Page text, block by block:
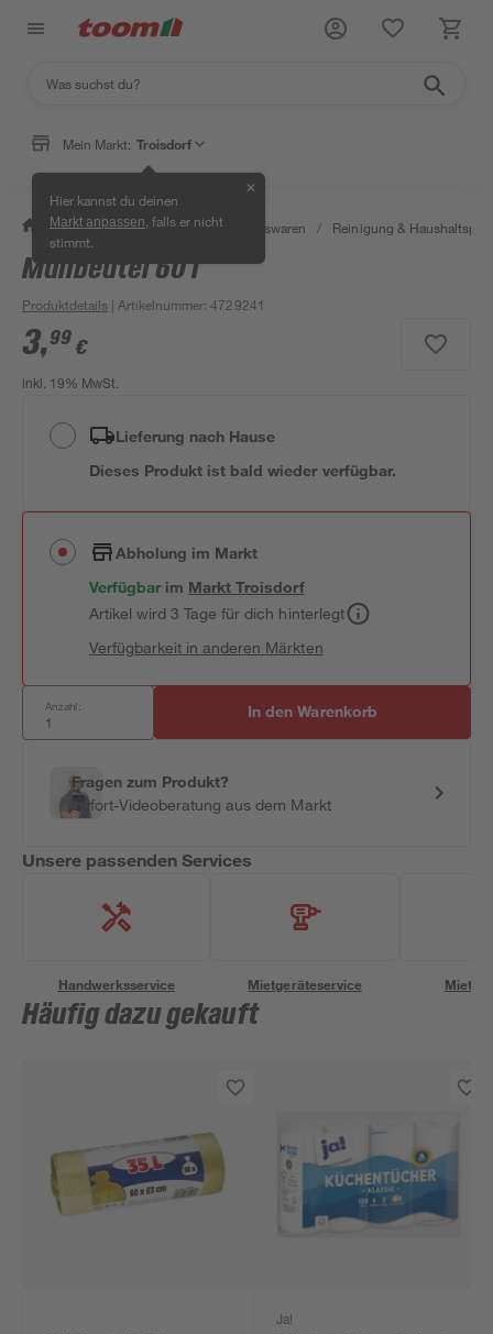
Mein Markt: Troisdorf
Hier kannst du deinen
Markt anpassen , falls er nicht
stimmt.
✕
/ Wohnen & Haushalt / Haushaltswaren / Reinigung &
Müllbeutel 60 l
Produktdetails | Artikelnummer:4729241
3,99 €
inkl. 19% MwSt.
Lieferung nach Hause
Dieses Produkt ist bald wieder verfügbar.
Abholung im Markt
Verfügbar im MarktTroisdorf
Artikel wird 3 Tage für dich hinterlegt
Verfügbarkeit in anderen Märkten
Anzahl: In den Warenkorb
Fragen zum Produkt?
Sofort-Videoberatung aus dem Markt
Unsere passenden Services
Handwerksservice Mietgeräteservice
Häufig dazu gekauft
Ja!